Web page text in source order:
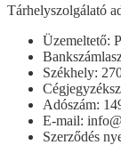
Tárhelyszolgálató
Üzemeltető:
Székhely:
Adószám:
E-mail:
Szerződés